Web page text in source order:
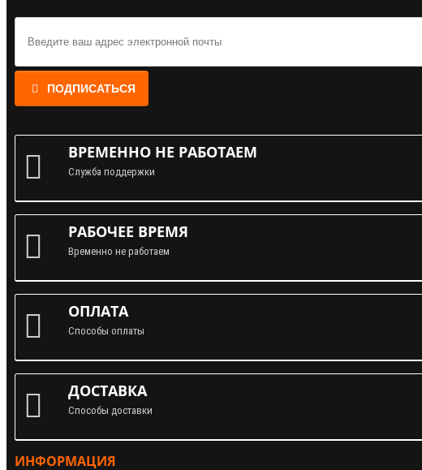
ПОДПИСАТЬСЯ
ВРЕМЕННО НЕ РАБОТАЕМ
Служба поддержки
РАБОЧЕЕ ВРЕМЯ
Временно не работаем
ОПЛАТА
Способы оплаты
ДОСТАВКА
Способы доставки
ИНФОРМАЦИЯ